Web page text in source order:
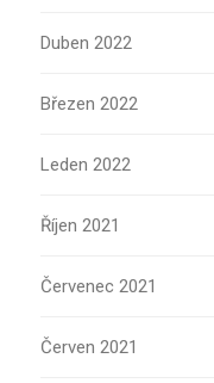
Duben 2022
Březen 2022
Leden 2022
Říjen 2021
Červenec 2021
Červen 2021